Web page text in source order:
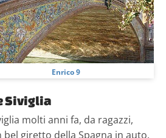
Enrico 9
Siviglia
molti anni fa, da ragazzi,
giretto della Spagna in auto,